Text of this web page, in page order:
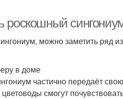
роскошный
можно заметить ряд
в доме
частично передаёт
смогут